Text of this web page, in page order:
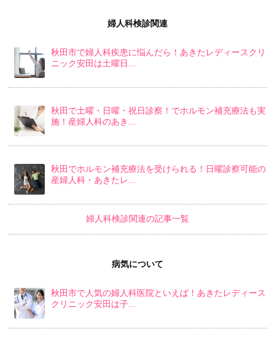
婦人科検診関連
秋田市で婦人科疾患に悩んだら！あきたレディースクリ
ニック安田は土曜日...
秋田で土曜・日曜・祝日診察！でホルモン補充療法も実
施！産婦人科のあき...
秋田でホルモン補充療法を受けられる！日曜診察可能の
産婦人科・あきたレ...
婦人科検診関連の記事一覧
病気について
秋田市で人気の婦人科医院といえば！あきたレディース
クリニック安田は子...